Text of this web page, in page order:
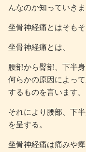
んなのか知っていきま
坐骨神経痛とはそも
坐骨神経痛とは、
腰部から臀部、下半
何らかの原因によっ
するものを言います。
それにより腰部、下
を呈する。
坐骨神経痛は痛みや